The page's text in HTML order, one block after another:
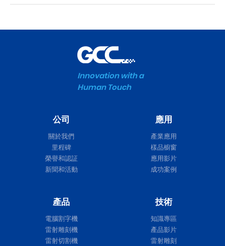
Innovation with a
Human Touch
公司
關於我們
里程碑
榮譽和認証
新聞和活動
應用
產業應用
樣品櫥窗
應用影片
成功案例
產品
電腦割字機
雷射雕刻機
雷射切割機
技術
知識專區
產品影片
雷射雕刻